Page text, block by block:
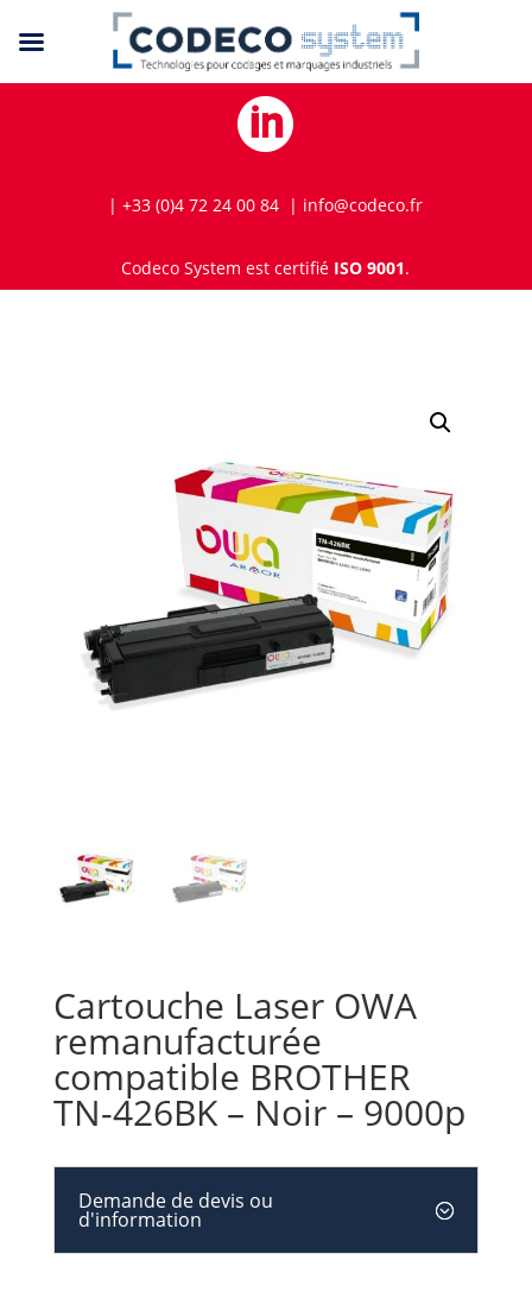

| +33 (0)4 72 24 00 84 | info@codeco.fr
Codeco System est certifié ISO 9001.
Cartouche Laser OWA
remanufacturée
compatible BROTHER
TN-426BK – Noir – 9000p
Demande de devis ou
d'information